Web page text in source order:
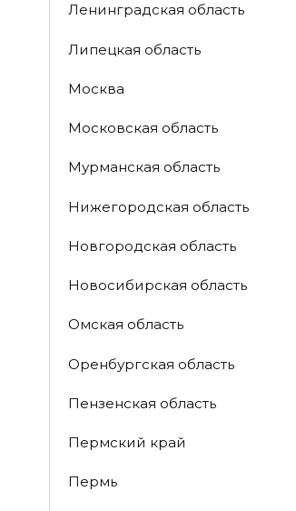
Ленинградская область
Липецкая область
Москва
Московская область
Мурманская область
Нижегородская область
Новгородская область
Новосибирская область
Омская область
Оренбургская область
Пензенская область
Пермский край
Пермь